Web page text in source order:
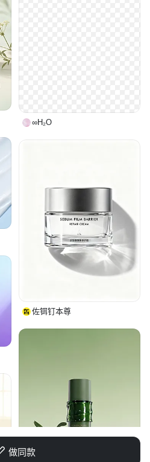
做同款
∞H₂O
佐铒钉本尊